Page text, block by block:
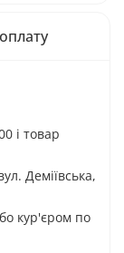
і товар
Деміївська,
кур'єром по